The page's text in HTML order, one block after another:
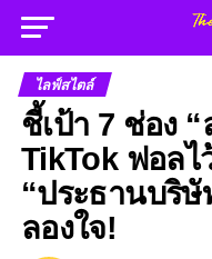
ไลฟ์สไตล์
ชี้เป้า 7 ช่อง
TikTok ฟอลไ
“ประธานบริ
ลองใจ!